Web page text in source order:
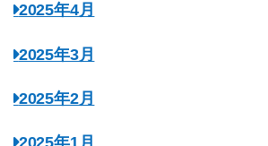
2025年4月
2025年3月
2025年2月